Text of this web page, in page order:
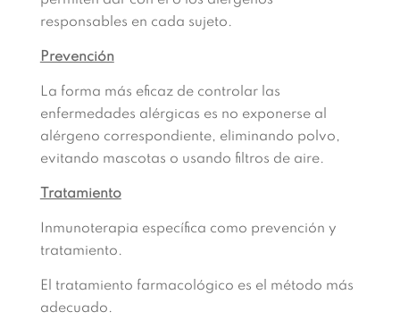
responsables en cada sujeto.
Prevención
La forma más eficaz de controlar las
enfermedades alérgicas es no exponerse al
alérgeno correspondiente, eliminando polvo,
evitando mascotas o usando filtros de aire.
Tratamiento
Inmunoterapia específica como prevención y
tratamiento.
El tratamiento farmacológico es el método más
adecuado.